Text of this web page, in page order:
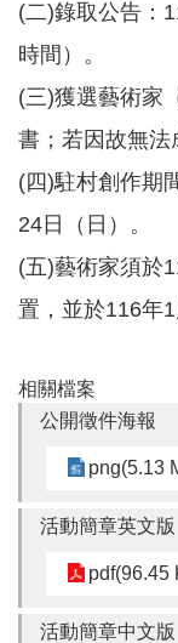
便
服
務
公
務
專
人
事
訊
(二)錄取公告：
時間）。
(三)獲選藝術家
書；若因故無法
(四)駐村創作期
24日（日）。
(五)藝術家須於
置，並於116年
相關檔案
公開徵件海報
png(5.13
活動簡章英文版
pdf(96.45
活動簡章中文版